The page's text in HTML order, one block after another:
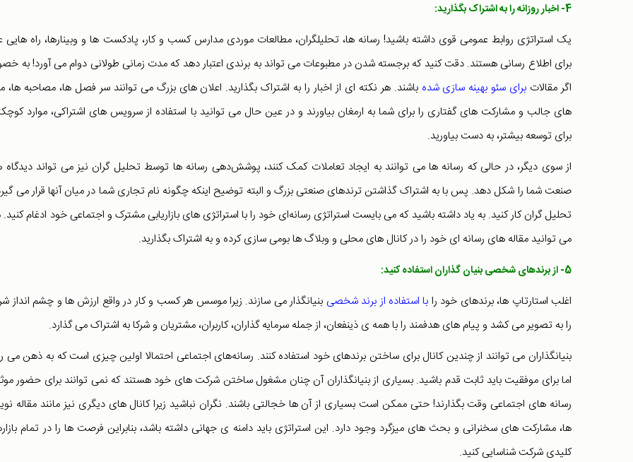
4- اخبار روزانه را به اشتراک بگذارید:
یک استراتژی روابط عمومی قوی داشته باشید! رسانه ها، تحلیلگران، مطالعات موردی مدارس کسب و کار، پادکست ها و وبینارها، راه هایی
برای اطلاع رسانی هستند. دقت کنید که برجسته شدن در مطبوعات می تواند به برندی اعتبار دهد که مدت زمانی طولانی دوام می آورد! به
اگر مقالات برای سئو بهینه سازی شده باشند. هر نکته ای از اخبار را به اشتراک بگذارید. اعلان های بزرگ می توانند سر فصل ها، مصاحبه ها،
های جالب و مشارکت های گفتاری را برای شما به ارمغان بیاورند و در عین حال می توانید با استفاده از سرویس های اشتراکی، موارد
برای توسعه بیشتر، به دست بیاورید.
از سوی دیگر، در حالی که رسانه ها می توانند به ایجاد تعاملات کمک کنند، پوشش‌دهی رسانه ها توسط تحلیل گران نیز می تواند
صنعت شما را شکل دهد. پس با به اشتراک گذاشتن ترندهای صنعتی بزرگ و البته توضیح اینکه چگونه نام تجاری شما در میان آنها قرار می
تحلیل گران کار کنید. به یاد داشته باشید که می بایست استراتژی رسانه‌ای خود را با استراتژی های بازاریابی مشترک و اجتماعی خود ادغام کنید.
می توانید مقاله های رسانه ای خود را در کانال های محلی و وبلاگ ها بومی سازی کرده و به اشتراک بگذارید.
5- از برندهای شخصی بنیان گذاران استفاده کنید:
اغلب استارتاپ ها، برندهای خود را با استفاده از برند شخصی بنیانگذار می سازند. زیرا موسس هر کسب و کار در واقع ارزش ها و چشم انداز
را به تصویر می کشد و پیام های هدفمند را با همه ی ذینفعان، از جمله سرمایه گذاران، کاربران، مشتریان و شرکا به اشتراک می گذارد.
بنیانگذاران می توانند از چندین کانال برای ساختن برندهای خود استفاده کنند. رسانه‌های اجتماعی احتمالا اولین چیزی است که به ذهن می
اما برای موفقیت باید ثابت قدم باشید. بسیاری از بنیانگذاران آن چنان مشغول ساختن شرکت های خود هستند که نمی توانند برای حضور
رسانه های اجتماعی وقت بگذارند! حتی ممکن است بسیاری از آن ها خجالتی باشند. نگران نباشید زیرا کانال های دیگری نیز مانند مقاله
ها، مشارکت های سخنرانی و بحث های میزگرد وجود دارد. این استراتژی باید دامنه ی جهانی داشته باشد، بنابراین فرصت ها را در تمام
کلیدی شرکت شناسایی کنید.